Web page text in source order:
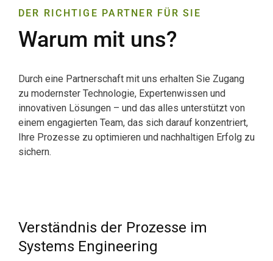
DER RICHTIGE PARTNER FÜR SIE
Warum mit uns?
Durch eine Partnerschaft mit uns erhalten Sie Zugang
zu modernster Technologie, Expertenwissen und
innovativen Lösungen – und das alles unterstützt von
einem engagierten Team, das sich darauf konzentriert,
Ihre Prozesse zu optimieren und nachhaltigen Erfolg zu
sichern.
Verständnis der Prozesse im
Systems Engineering